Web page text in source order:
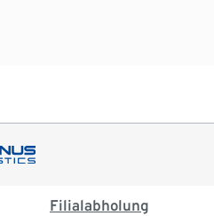
Filialabholung